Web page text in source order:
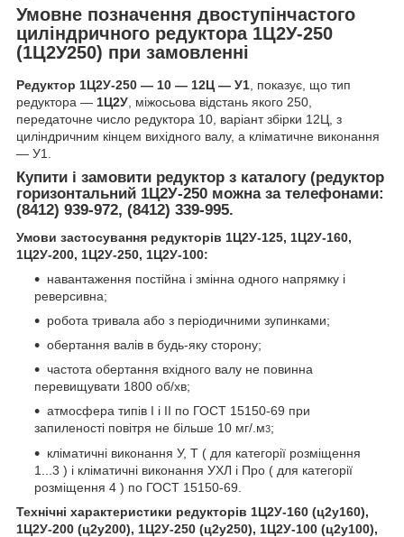
Умовне позначення двоступінчастого
циліндричного редуктора 1Ц2У-250
(1Ц2У250) при замовленні
Редуктор 1Ц2У-250 ― 10 ― 12Ц ― У1 , показує, що тип
редуктора ― 1Ц2У , міжосьова відстань якого 250,
передаточне число редуктора 10, варіант збірки 12Ц, з
циліндричним кінцем вихідного валу, а кліматичне виконання
― У1.
Купити і замовити редуктор з каталогу (редуктор
горизонтальний 1Ц2У-250 можна за телефонами:
(8412) 939-972, (8412) 339-995.
Умови застосування редукторів 1Ц2У-125, 1Ц2У-160,
1Ц2У-200, 1Ц2У-250, 1Ц2У-100:
навантаження постійна і змінна одного напрямку і
реверсивна;
робота тривала або з періодичними зупинками;
обертання валів в будь-яку сторону;
частота обертання вхідного валу не повинна
перевищувати 1800 об/хв;
атмосфера типів I і II по ГОСТ 15150-69 при
запиленості повітря не більше 10 мг/.м3;
кліматичні виконання У, Т ( для категорії розміщення
1...3 ) і кліматичні виконання УХЛ і Про ( для категорії
розміщення 4 ) по ГОСТ 15150-69.
Технічні характеристики редукторів 1Ц2У-160 (ц2у160),
1Ц2У-200 (ц2у200), 1Ц2У-250 (ц2у250), 1Ц2У-100 (ц2у100),